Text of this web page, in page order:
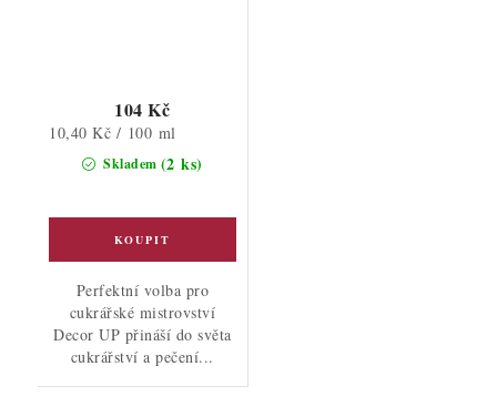
Skladem (2 ks)
104 Kč
Měrná
10,40 Kč / 100 ml
Perfektní volba pro
cukrářské mistrovství
Decor UP přináší do světa
cukrářství a pečení...